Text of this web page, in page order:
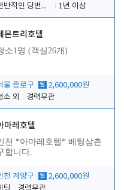
전반적인 당번업무
1년 이상
몬트리호텔
소1명 (객실26개)
울 종로구 월 2,600,000원
소 외
경력무관
마레호텔
천 *아마레호텔* 베팅삼촌
합니다.
천 계양구 월 2,600,000원